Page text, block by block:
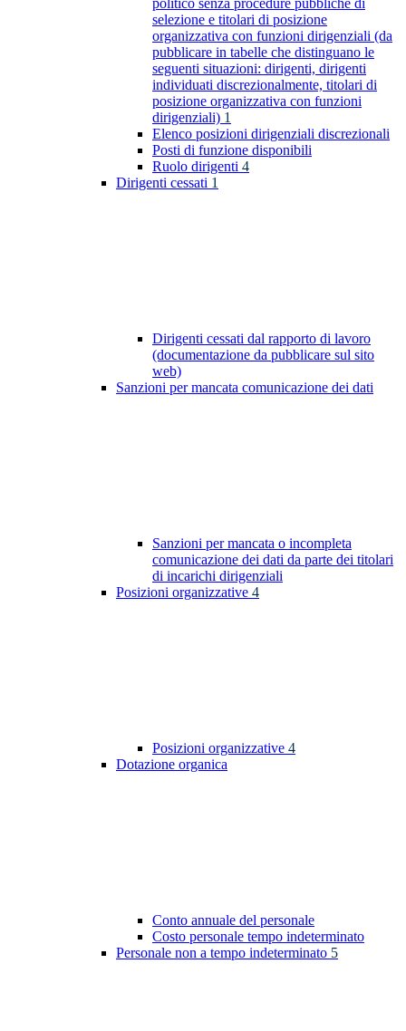
politico senza procedure pubbliche di
selezione e titolari di posizione
organizzativa con funzioni dirigenziali (da
pubblicare in tabelle che distinguano le
seguenti situazioni: dirigenti, dirigenti
individuati discrezionalmente, titolari di
posizione organizzativa con funzioni
dirigenziali) 1
Elenco posizioni dirigenziali discrezionali
Posti di funzione disponibili
Ruolo dirigenti 4
Dirigenti cessati 1
Dirigenti cessati dal rapporto di lavoro
(documentazione da pubblicare sul sito
web)
Sanzioni per mancata comunicazione dei dati
Sanzioni per mancata o incompleta
comunicazione dei dati da parte dei titolari
di incarichi dirigenziali
Posizioni organizzative 4
Posizioni organizzative 4
Dotazione organica
Conto annuale del personale
Costo personale tempo indeterminato
Personale non a tempo indeterminato 5